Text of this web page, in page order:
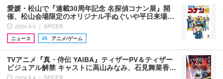
愛媛・松山で『連載30周年記念 名探偵コナン展』開
催、松山会場限定のオリジナル手ぬぐいや平日来場…
2024.9.5 ｜ SPICER
ニュース
アニメ/ゲーム
TVアニメ『真・侍伝 YAIBA』ティザーPV＆ティザー
ビジュアル解禁 キャストに高山みなみ、石見舞菜香…